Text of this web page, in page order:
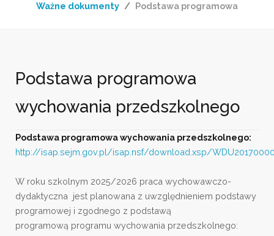
Ważne dokumenty
Podstawa programowa
Podstawa programowa
wychowania przedszkolnego
Podstawa programowa wychowania przedszkolnego:
http://isap.sejm.gov.pl/isap.nsf/download.xsp/
W roku szkolnym 2025/2026 praca wychowawczo-
dydaktyczna jest planowana z uwzględnieniem podstawy
programowej i zgodnego z podstawą
programową programu wychowania przedszkolnego: